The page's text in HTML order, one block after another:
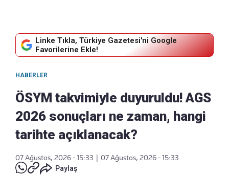
Linke Tıkla, Türkiye Gazetesi'ni Google
Favorilerine Ekle!
HABERLER
ÖSYM takvimiyle duyuruldu! AGS
2026 sonuçları ne zaman, hangi
tarihte açıklanacak?
07 Ağustos, 2026 - 15:33
07 Ağustos, 2026 - 15:33
Paylaş